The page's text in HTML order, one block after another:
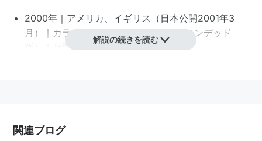
2000年 ｜アメリカ、イギリス（日本公開2001年3
月）｜カラー｜155分、171分（エクステンデッド
版）｜画面比：2.35:1｜MPAA: R*1
ティグ、ダグラス・ウィック
解説の続きを読む
関連ブログ